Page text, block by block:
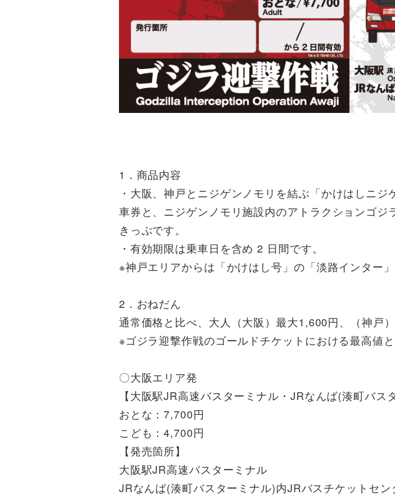
1．商品内容
・大阪、神戸とニジゲンノモリを結ぶ「かけはしニ
車券と、ニジゲンノモリ施設内のアトラクションゴ
きっぷです。
・有効期限は乗車日を含め 2 日間です。
※神戸エリアからは「かけはし号」の「淡路インター
2．おねだん
通常価格と比べ、大人（大阪）最大1,600円、（神戸
※ゴジラ迎撃作戦のゴールドチケットにおける最高値と
〇大阪エリア発
【大阪駅JR高速バスターミナル・JRなんば(湊町バス
おとな：7,700円
こども：4,700円
【発売箇所】
大阪駅JR高速バスターミナル
JRなんば(湊町バスターミナル)内JRバスチケットセン